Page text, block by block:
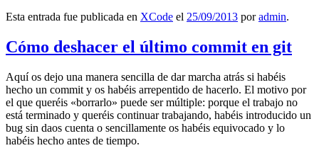
Esta entrada fue publicada en XCode el 25/09/2013 poradmin.
Cómo deshacer el último commit en git
Aquí os dejo una manera sencilla de dar marcha atrás si habéis
hecho un commit y os habéis arrepentido de hacerlo. El motivo por
el que queréis «borrarlo» puede ser múltiple: porque el trabajo no
está terminado y queréis continuar trabajando, habéis introducido un
bug sin daos cuenta o sencillamente os habéis equivocado y lo
habéis hecho antes de tiempo.